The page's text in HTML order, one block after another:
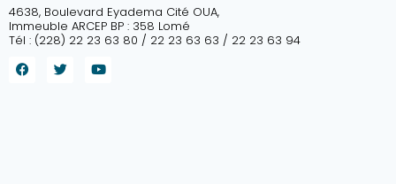
4638, Boulevard Eyadema Cité OUA,
Immeuble ARCEP BP : 358 Lomé
Tél : (228) 22 23 63 80 / 22 23 63 63 / 22 23 63 94